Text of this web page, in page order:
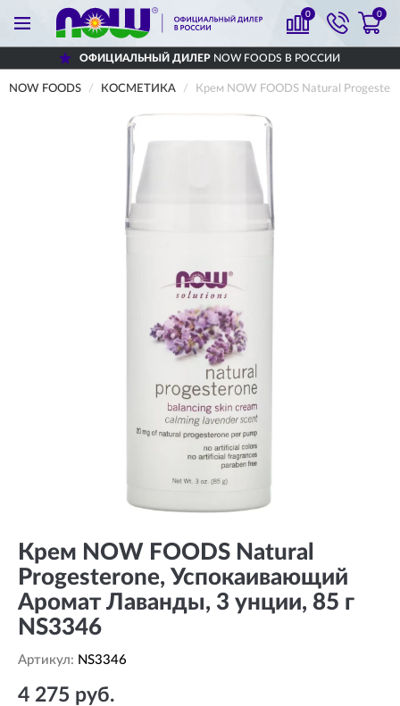
0 0
ОФИЦИАЛЬНЫЙ ДИЛЕРNOW FOODS В РОССИИ
NOW FOODS КОСМЕТИКА Крем NOW FOODS Natural
Крем NOW FOODS Natural
Progesterone, Успокаивающий
Аромат Лаванды, 3 унции, 85 г
NS3346
Артикул: NS3346
4 275 руб.